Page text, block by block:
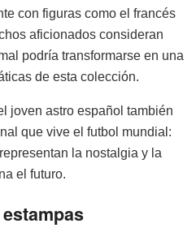
con figuras como el francés
aficionados consideran
podría transformarse en una
de esta colección.
joven astro español también
que vive el futbol mundial:
la nostalgia y la
el futuro.